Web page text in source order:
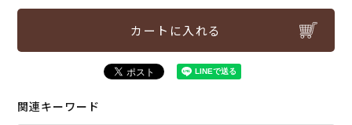
カートに入れる
関連キーワード